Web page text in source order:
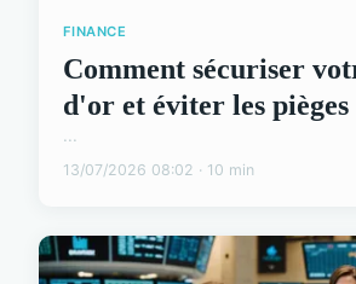
FINANCE
Comment sécuriser
d'or et éviter les pièges
...
13/07/2026 08:02 · 10 min